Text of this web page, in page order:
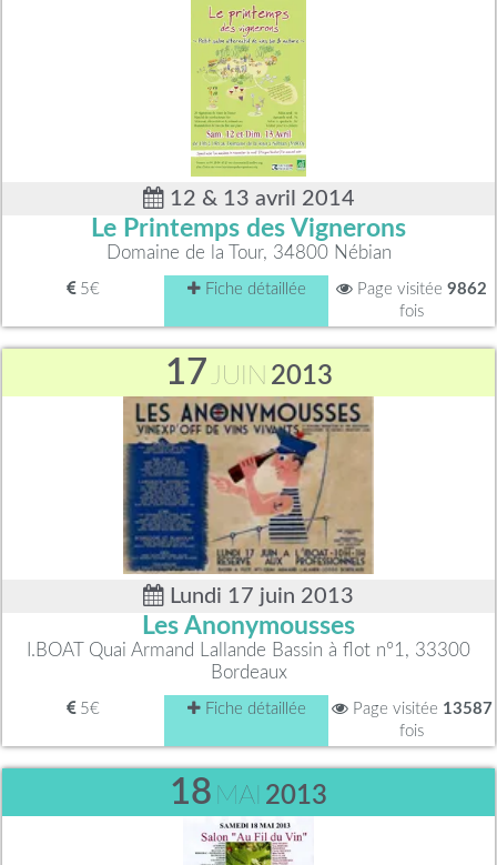
12 & 13 avril 2014
Le Printemps des Vignerons
Domaine de la Tour, 34800 Nébian
5€ Fiche détaillée Page visitée 9862
fois
17JUIN 2013
Lundi 17 juin 2013
Les Anonymousses
I.BOAT Quai Armand Lallande Bassin à flot n°1, 33300
Bordeaux
5€ Fiche détaillée Page visitée 13587
fois
18 MAI 2013